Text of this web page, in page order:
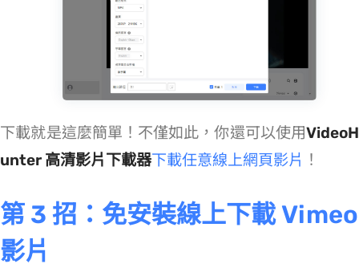
Vimeo 下載 MP4 就是這麼簡單！不僅如此，你還可以使用VideoH
unter 高清影片下載器下載任意線上網頁影片 ！
第 3 招：免安裝線上下載 Vimeo
影片